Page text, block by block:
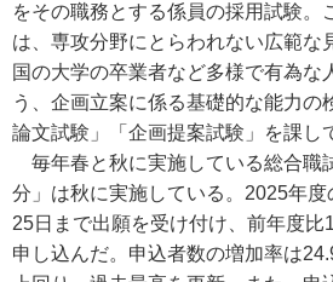
をその職務とする係員の採用試験。
は、専攻分野にとらわれない広範な
国の大学の卒業者など多様で有為な
う、企画立案に係る基礎的な能力の
論文試験」「企画提案試験」を課し
毎年春と秋に実施している総合職
分」は秋に実施している。2025年度
25日まで出願を受け付け、前年度比
申し込んだ。申込者数の増加率は